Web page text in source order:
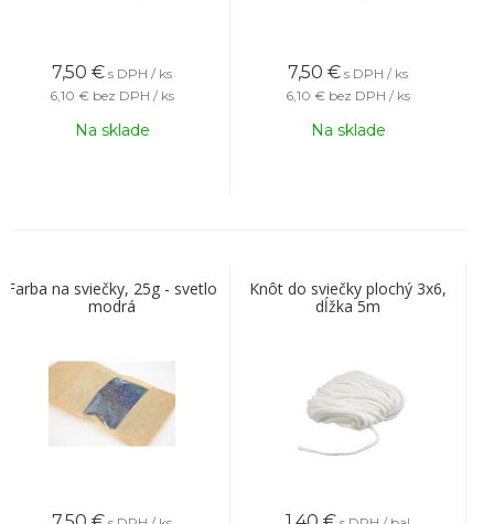
7,50 € s DPH / ks
6,10 € bez DPH / ks
Na sklade
7,50 € s DPH / ks
6,10 € bez DPH / ks
Na sklade
Farba na sviečky, 25g - svetlo
modrá
Knôt do sviečky plochý 3x6,
dĺžka 5m